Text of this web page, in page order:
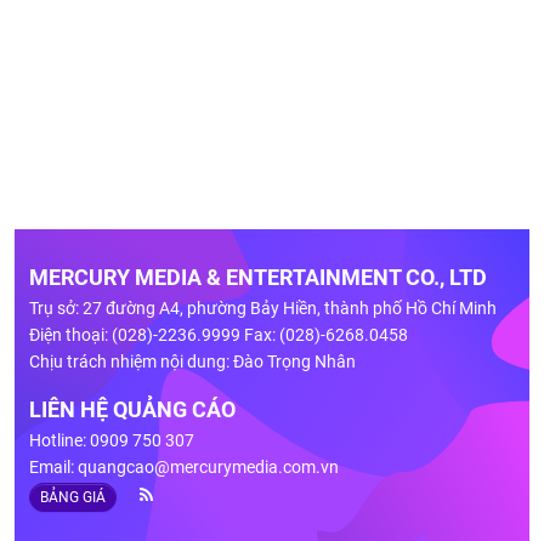
MERCURY MEDIA & ENTERTAINMENT CO., LTD
Trụ sở: 27 đường A4, phường Bảy Hiền, thành phố Hồ Chí Minh
Điện thoại: (028)-2236.9999 Fax: (028)-6268.0458
Chịu trách nhiệm nội dung: Đào Trọng Nhân
LIÊN HỆ QUẢNG CÁO
Hotline: 0909 750 307
Email:quangcao@mercurymedia.com.vn
BẢNG GIÁ